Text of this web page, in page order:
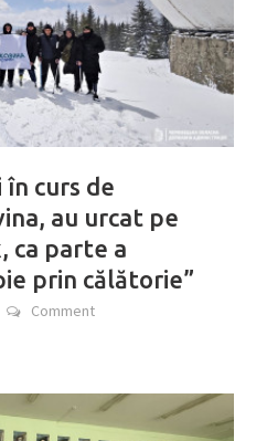
curs de
au urcat pe
ca parte a
prin călătorie”
Comment